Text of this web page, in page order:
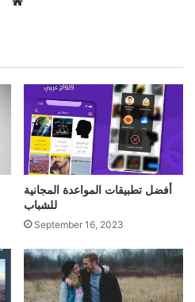
أفضل تطبيقات المواعدة المجانية
للشباب
September 16, 2023